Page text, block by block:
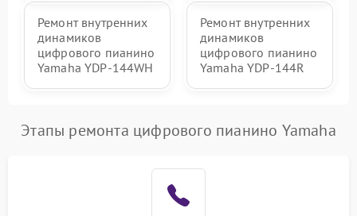
Ремонт внутренних
динамиков
цифрового пианино
Yamaha YDP-144WH
Ремонт внутренних
динамиков
цифрового пианино
Yamaha YDP-144R
Этапы ремонта цифрового пианино Yamaha